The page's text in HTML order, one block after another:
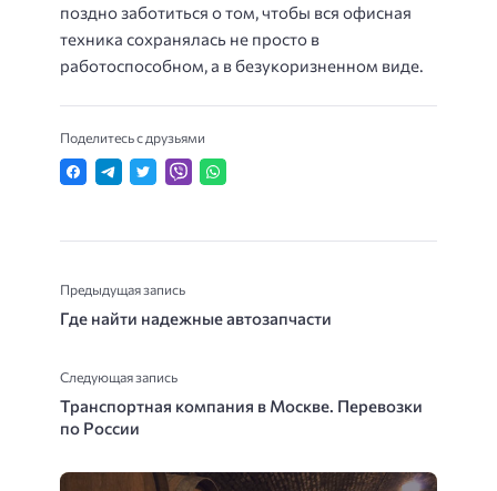
поздно заботиться о том, чтобы вся офисная
техника сохранялась не просто в
работоспособном, а в безукоризненном виде.
Поделитесь с друзьями
Предыдущая запись
Где найти надежные автозапчасти
Следующая запись
Транспортная компания в Москве. Перевозки
по России